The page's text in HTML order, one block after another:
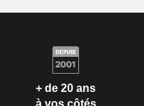
+ de 20 ans